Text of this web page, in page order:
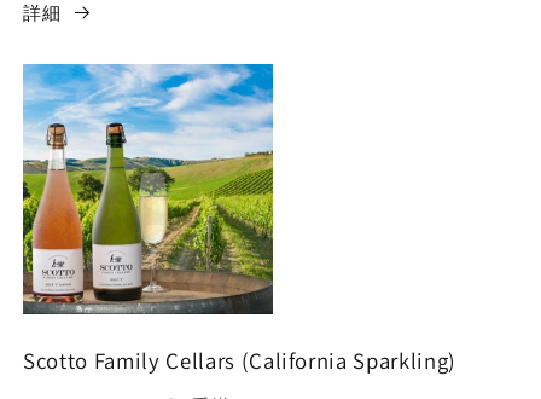
詳細
Scotto Family Cellars (California Sparkling)